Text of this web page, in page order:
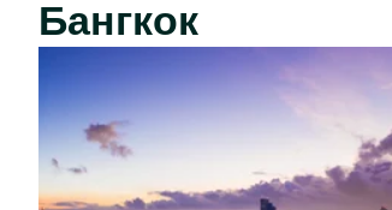
Бангкок